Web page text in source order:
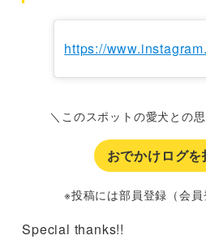
https://
＼このスポットの愛犬との
おでかけログ
※投稿には部員登録（会
Special thanks!!